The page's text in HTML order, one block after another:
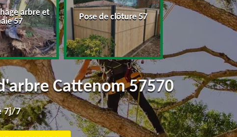
arbre et
57
Pose de clôture 57
Pose de
rouleau 57
Cattenom 57570
7j/7